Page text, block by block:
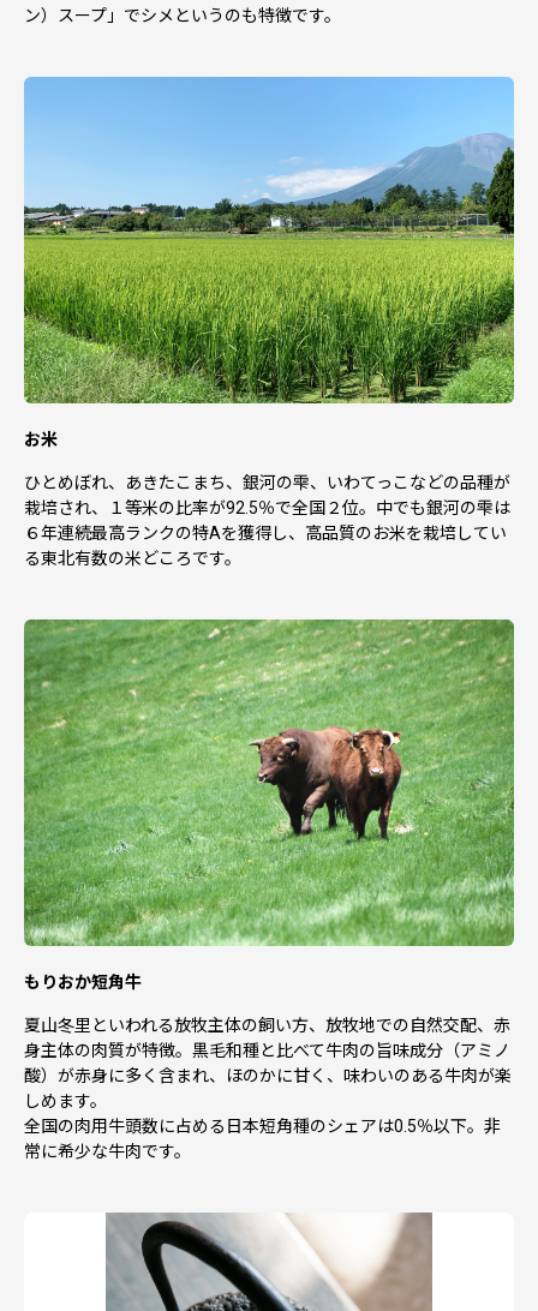
合、返礼品の再送は致しません。あらかじめご了承くださ
ン）スープ」でシメというのも特徴です。
お米
ひとめぼれ、あきたこまち、銀河の雫、いわてっこなどの品種が
栽培され、１等米の比率が92.5％で全国２位。中でも銀河の雫は
６年連続最高ランクの特Aを獲得し、高品質のお米を栽培してい
る東北有数の米どころです。
もりおか短角牛
夏山冬里といわれる放牧主体の飼い方、放牧地での自然交配、赤
身主体の肉質が特徴。黒毛和種と比べて牛肉の旨味成分（アミノ
酸）が赤身に多く含まれ、ほのかに甘く、味わいのある牛肉が楽
しめます。
全国の肉用牛頭数に占める日本短角種のシェアは0.5％以下。非
常に希少な牛肉です。